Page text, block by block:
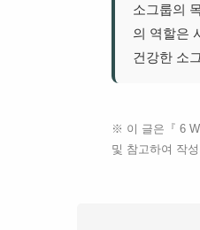
소그룹의
의 역할은
건강한 소
※ 이 글은『 6
및 참고하여 작